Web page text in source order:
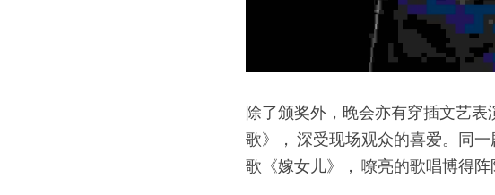
除了颁奖外，晚会亦有穿插文艺
歌》， 深受现场观众的喜爱。同
歌《嫁女儿》， 嘹亮的歌唱博得阵